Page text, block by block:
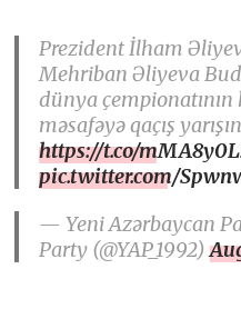
Prezident İlham
Mehriban Əliyeva
dünya
məsafəyə qaçış
https://t.co/
pic.twitter.com/
— Yeni Azərbaycan
Party (@YAP_1992)